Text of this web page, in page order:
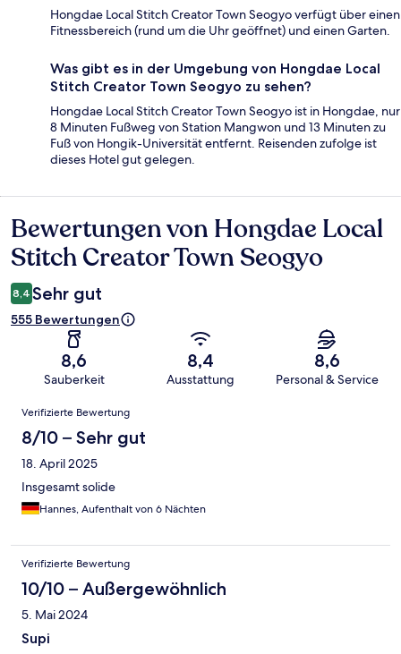
Hongdae Local Stitch Creator Town Seogyo verfügt über einen
Fitnessbereich (rund um die Uhr geöffnet) und einen Garten.
Was gibt es in der Umgebung von Hongdae Local
Stitch Creator Town Seogyo zu sehen?
Hongdae Local Stitch Creator Town Seogyo ist in Hongdae, nur
8 Minuten Fußweg von Station Mangwon und 13 Minuten zu
Fuß von Hongik-Universität entfernt. Reisenden zufolge ist
dieses Hotel gut gelegen.
Bewertungen
Bewertungen von Hongdae Local
Stitch Creator Town Seogyo
8,4 Sehr gut
555 Bewertungen
8,6
Sauberkeit
8,4
Ausstattung
8,6
Personal & Service
Bewertungen
Verifizierte Bewertung
8/10 – Sehr gut
18. April 2025
Insgesamt solide
Hannes, Aufenthalt von 6 Nächten
Verifizierte Bewertung
10/10 – Außergewöhnlich
5. Mai 2024
Supi